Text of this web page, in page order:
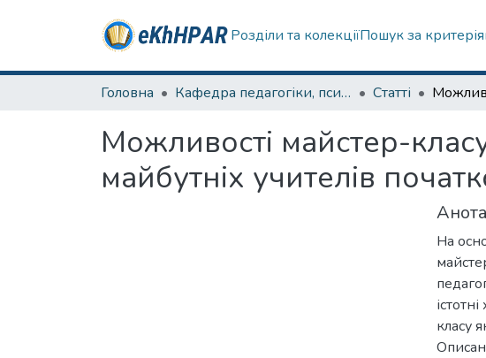
Розділи та колекціїПошук за
Головна Кафедра педагогіки, психології, початкової освіти та освітнього менеджменту Статті
Можливості майстер-
майбутніх учителів
На
класу